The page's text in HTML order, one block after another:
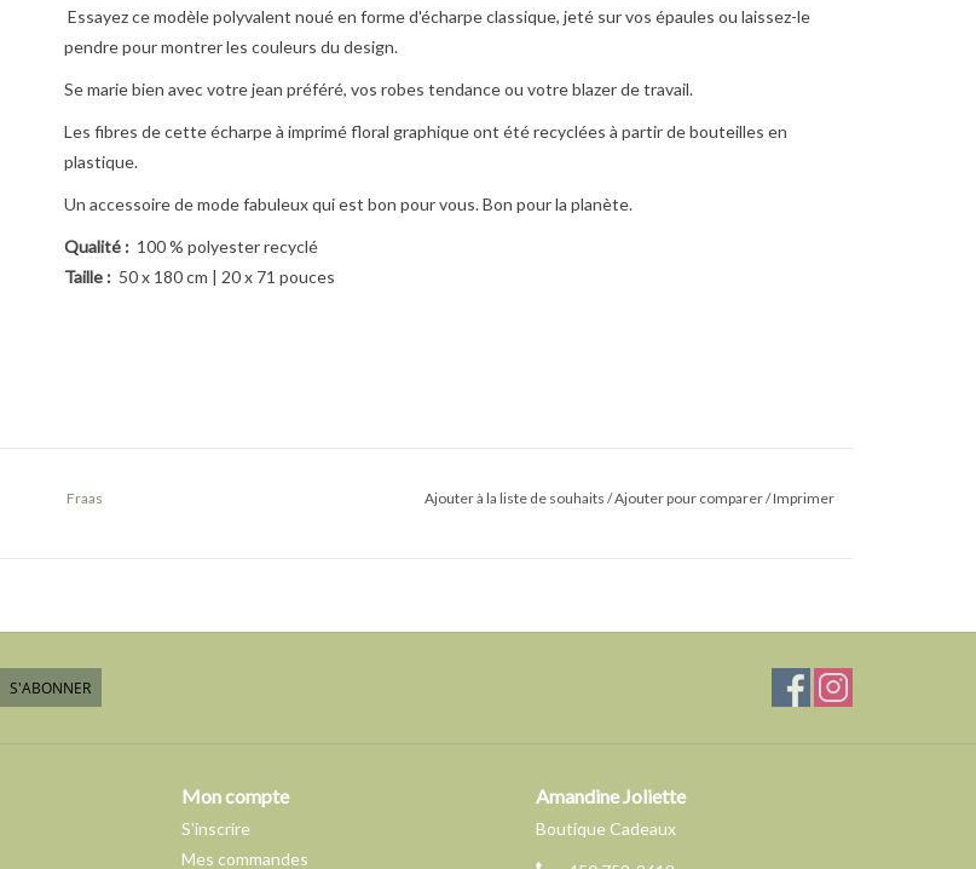
Essayez ce modèle polyvalent noué en forme d'écharpe classique, jeté sur vos épaules ou laissez-le
pendre pour montrer les couleurs du design.
Se marie bien avec votre jean préféré, vos robes tendance ou votre blazer de travail.
Les fibres de cette écharpe à imprimé floral graphique ont été recyclées à partir de bouteilles en
plastique.
Un accessoire de mode fabuleux qui est bon pour vous. Bon pour la planète.
Qualité :100 % polyester recyclé
Taille : 50 x 180 cm | 20 x 71 pouces
Fraas Ajouter à la liste de souhaits /Ajouter pour comparer/Imprimer
S'ABONNER
Mon compte
S'inscrire
Mes commandes
Amandine Joliette
Boutique Cadeaux